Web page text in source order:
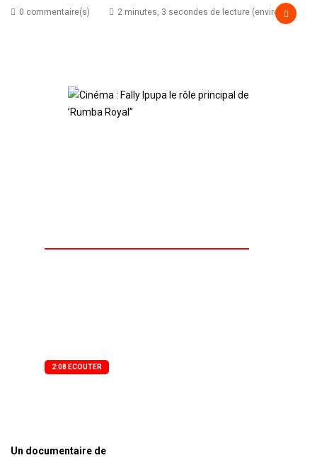
0 commentaire(s) 2 minutes, 3 secondes de lecture (environ)
2:08 ECOUTER
Un documentaire de